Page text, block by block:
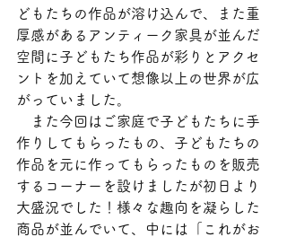
どもたちの作品が溶け込んで、また重
厚感があるアンティーク家具が並んだ
空間に子どもたち作品が彩りとアクセ
ントを加えていて想像以上の世界が広
がっていました。
また今回はご家庭で子どもたちに手
作りしてもらったもの、子どもたちの
作品を元に作ってもらったものを販売
するコーナーを設けましたが初日より
大盛況でした！様々な趣向を凝らした
商品が並んでいて、中には「これがお